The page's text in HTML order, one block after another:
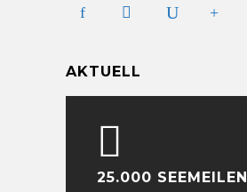
AKTUELL
25.000 SEEMEILEN